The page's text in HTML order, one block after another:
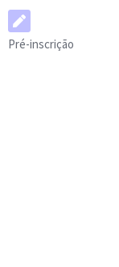
Pré-inscrição